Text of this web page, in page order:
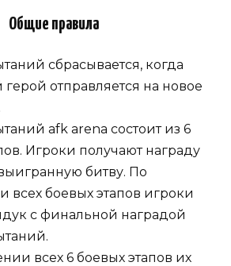
Общие правила
сбрасывается, когда
отправляется на новое
afk arena состоит из 6
Игроки получают награду
битву. По
всех боевых этапов игроки
с финальной наградой
всех 6 боевых этапов их